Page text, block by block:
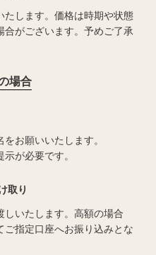
たします。価格は時期や状態
合がございます。予めご了承
場合
お願いいたします。
が必要です。
取り
しいたします。高額の場合
ご指定口座へお振り込みとな